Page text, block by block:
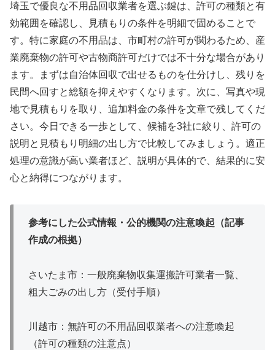
埼玉で優良な不用品回収業者を選ぶ鍵は、許可の種類と有
効範囲を確認し、見積もりの条件を明細で固めることで
す。特に家庭の不用品は、市町村の許可が関わるため、産
業廃棄物の許可や古物商許可だけでは不十分な場合があり
ます。まずは自治体回収で出せるものを仕分けし、残りを
民間へ回すと総額を抑えやすくなります。次に、写真や現
地で見積もりを取り、追加料金の条件を文章で残してくだ
さい。今日できる一歩として、候補を3社に絞り、許可の
説明と見積もり明細の出し方で比較してみましょう。適正
処理の意識が高い業者ほど、説明が具体的で、結果的に安
心と納得につながります。
参考にした公式情報・公的機関の注意喚起（記事
作成の根拠）
さいたま市：一般廃棄物収集運搬許可業者一覧、
粗大ごみの出し方（受付手順）
川越市：無許可の不用品回収業者への注意喚起
（許可の種類の注意点）